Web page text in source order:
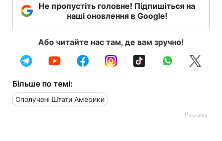
Не пропустіть головне! Підпишіться на
наші оновлення в Google!
Або читайте нас там, де вам зручно!
Більше по темі:
Сполучені Штати Америки